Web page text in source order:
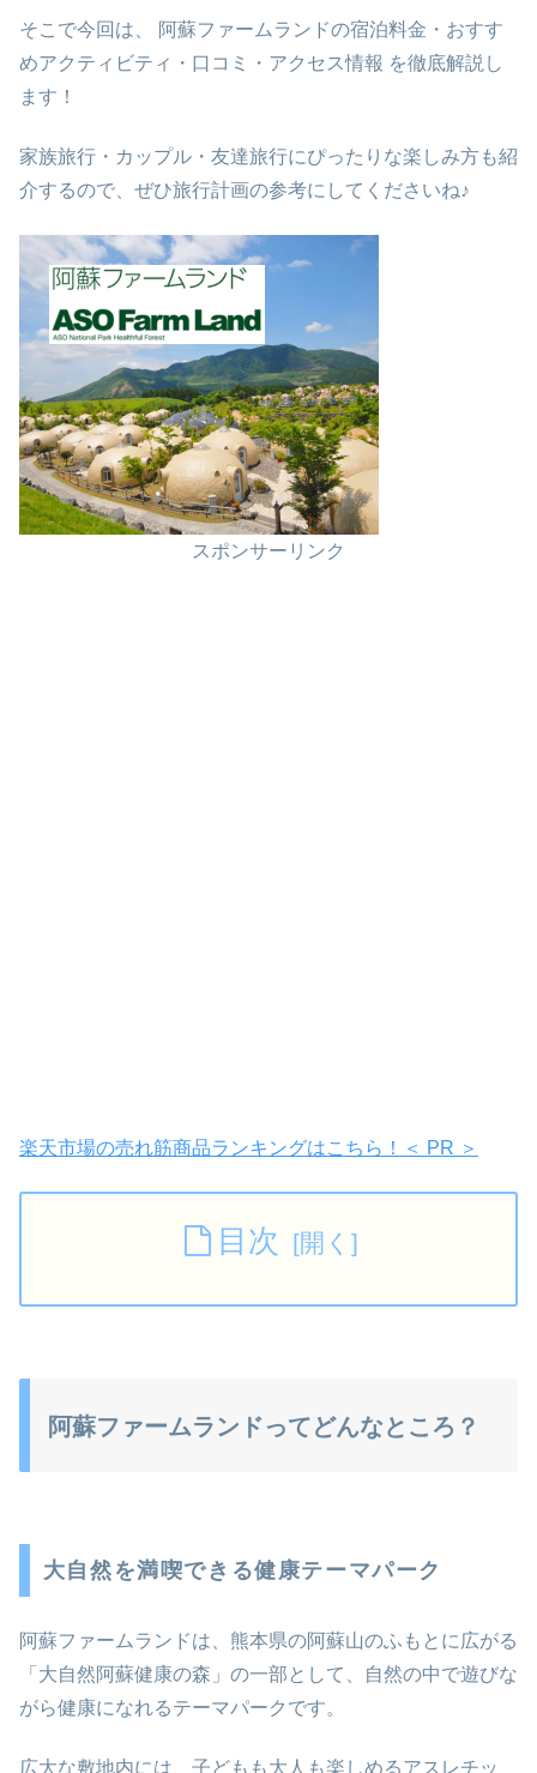
そこで今回は、 阿蘇ファームランドの宿泊料金・おすす
めアクティビティ・口コミ・アクセス情報 を徹底解説し
ます！
家族旅行・カップル・友達旅行にぴったりな楽しみ方も紹
介するので、ぜひ旅行計画の参考にしてくださいね♪
スポンサーリンク
楽天市場の売れ筋商品ランキングはこちら！＜ PR ＞
目次
阿蘇ファームランドってどんなところ？
大自然を満喫できる健康テーマパーク
阿蘇ファームランドは、熊本県の阿蘇山のふもとに広がる
「大自然阿蘇健康の森」の一部として、自然の中で遊びな
がら健康になれるテーマパークです。
広大な敷地内には、子どもも大人も楽しめるアスレチッ